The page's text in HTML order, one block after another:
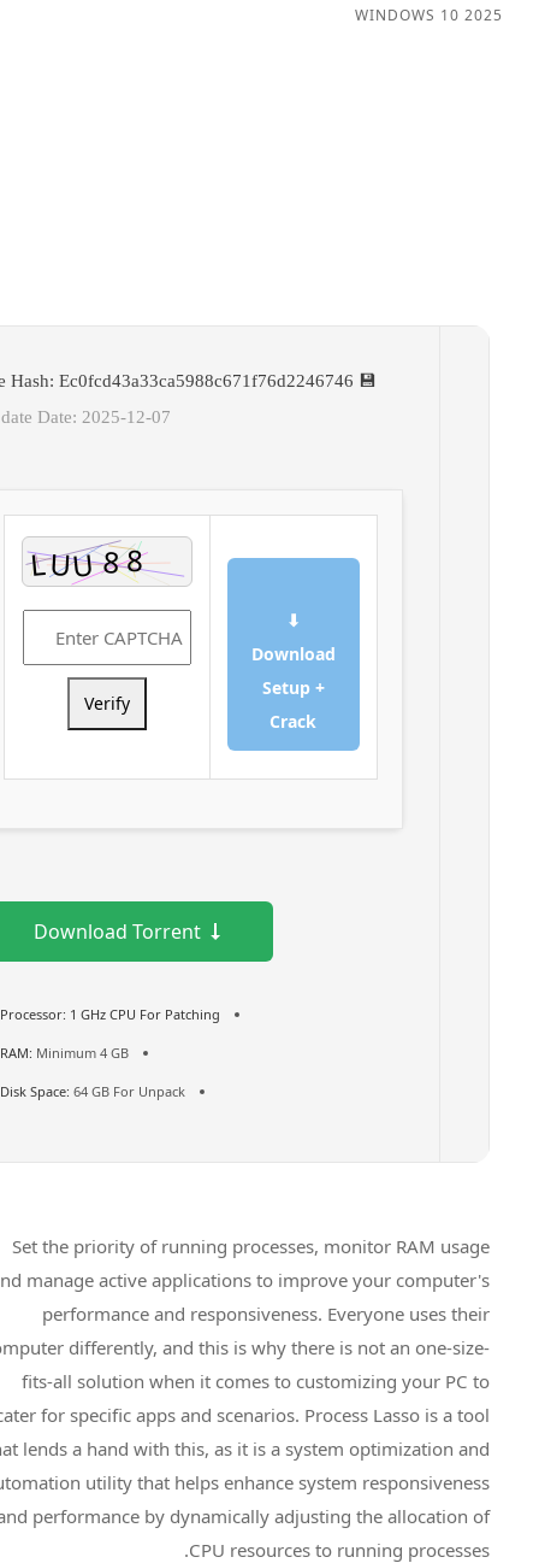
WINDOWS 10 2025
Update Date: 2025-12-07
Download
Setup +
Crack
Verify
Download Torrent
Processor:1 GHz CPU For Patching
RAM:Minimum 4 GB
Disk Space:64 GB For Unpack
Set the priority of running processes, monitor RAM usage
and manage active applications to improve your computer's
performance and responsiveness. Everyone uses their
computer differently, and this is why there is not an one-size-
fits-all solution when it comes to customizing your PC to
cater for specific apps and scenarios. Process Lasso is a tool
that lends a hand with this, as it is a system optimization and
automation utility that helps enhance system responsiveness
and performance by dynamically adjusting the allocation of
CPU resources to running processes.